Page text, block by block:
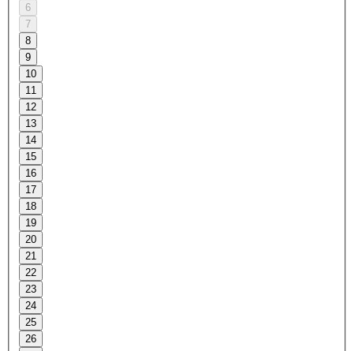
6
7
8
9
10
11
12
13
14
15
16
17
18
19
20
21
22
23
24
25
26